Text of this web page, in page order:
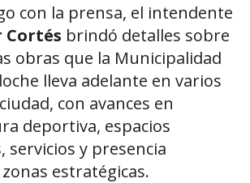
con la prensa, el intendente
brindó detalles sobre
obras que la Municipalidad
lleva adelante en varios
con avances en
deportiva, espacios
servicios y presencia
estratégicas.